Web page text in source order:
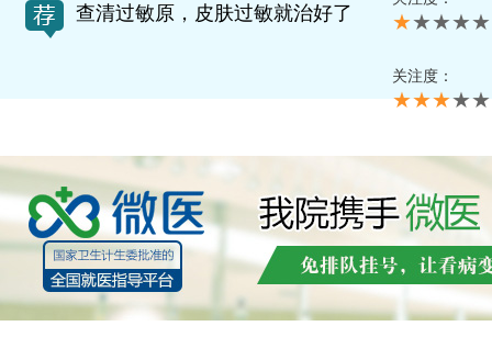
★★★★★
关注度：
★★★★★
查清过敏原，皮肤过敏就治好了